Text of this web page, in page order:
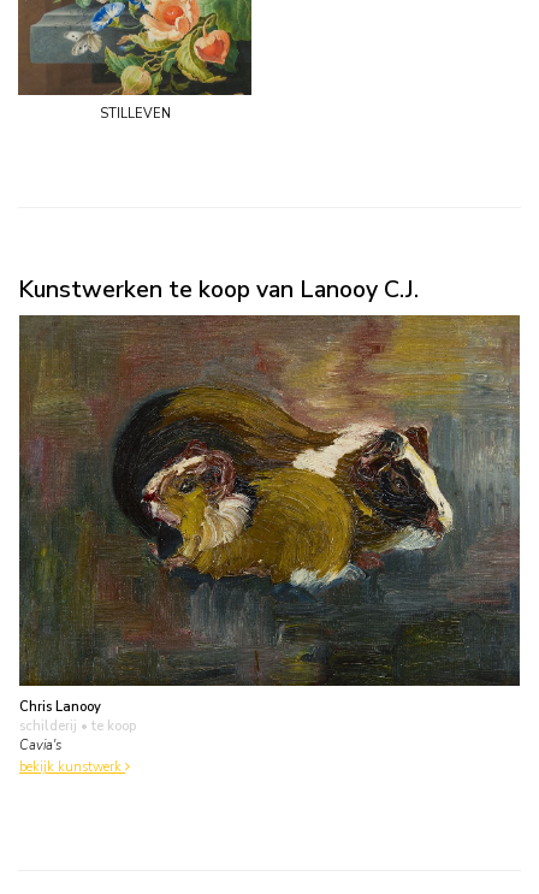
stilleven
Kunstwerken te koop van Lanooy C.J.
Chris Lanooy
schilderij • te koop
Cavia's
bekijk kunstwerk